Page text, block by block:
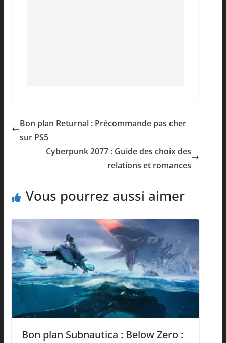
Bon plan Returnal : Précommande pas cher
sur PS5
Cyberpunk 2077 : Guide des choix des
relations et romances
Vous pourrez aussi aimer
Bon plan Subnautica : Below Zero :